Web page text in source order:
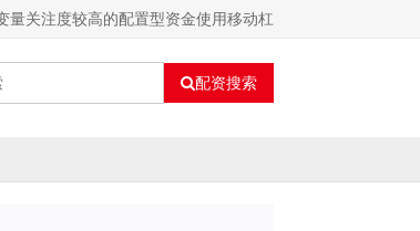
量关注度较高的配置型资金使用移动杠
配资搜索